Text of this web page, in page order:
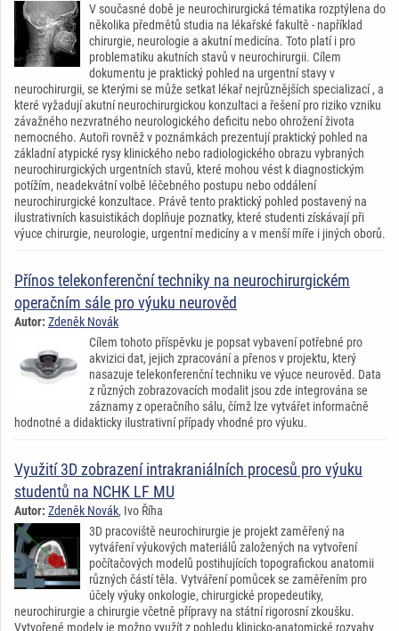
V současné době je neurochirurgická tématika rozptýlena do
několika předmětů studia na lékařské fakultě - například
chirurgie, neurologie a akutní medicína. Toto platí i pro
problematiku akutních stavů v neurochirurgii. Cílem
dokumentu je praktický pohled na urgentní stavy v
neurochirurgii, se kterými se může setkat lékař nejrůznějších specializací , a
které vyžadují akutní neurochirurgickou konzultaci a řešení pro riziko vzniku
závažného nezvratného neurologického deficitu nebo ohrožení života
nemocného. Autoři rovněž v poznámkách prezentují praktický pohled na
základní atypické rysy klinického nebo radiologického obrazu vybraných
neurochirurgických urgentních stavů, které mohou vést k diagnostickým
potížím, neadekvátní volbě léčebného postupu nebo oddálení
neurochirurgické konzultace. Právě tento praktický pohled postavený na
ilustrativních kasuistikách doplňuje poznatky, které studenti získávají při
výuce chirurgie, neurologie, urgentní medicíny a v menší míře i jiných oborů.
Přínos telekonferenční techniky na neurochirurgickém
operačním sále pro výuku neurověd
Autor: Zdeněk Novák
Cílem tohoto příspěvku je popsat vybavení potřebné pro
akvizici dat, jejich zpracování a přenos v projektu, který
nasazuje telekonferenční techniku ve výuce neurověd. Data
z různých zobrazovacích modalit jsou zde integrována se
záznamy z operačního sálu, čímž lze vytvářet informačně
hodnotné a didakticky ilustrativní případy vhodné pro výuku.
Využití 3D zobrazení intrakraniálních procesů pro výuku
studentů na NCHK LF MU
Autor: Zdeněk Novák, Ivo Říha
3D pracoviště neurochirurgie je projekt zaměřený na
vytváření výukových materiálů založených na vytvoření
počítačových modelů postihujících topografickou anatomii
různých částí těla. Vytváření pomůcek se zaměřením pro
účely výuky onkologie, chirurgické propedeutiky,
neurochirurgie a chirurgie včetně přípravy na státní rigorosní zkoušku.
Vytvořené modely je možno využít z pohledu klinicko-anatomické rozvahy